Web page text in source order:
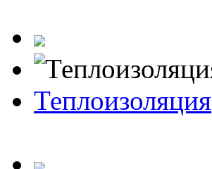
Теплоизоляция